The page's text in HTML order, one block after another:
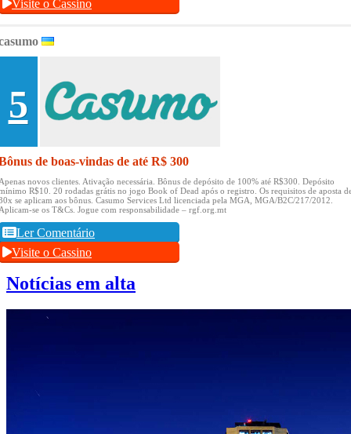
Visite o Cassino
5
de boas-vindas de até R$ 300
novos clientes. Ativação necessária. Bônus de depósito de 100% até R$300. Depósito
R$10. 20 rodadas grátis no jogo Book of Dead após o registro. Os requisitos de aposta
se aplicam aos bônus. Casumo Services Ltd licenciada pela MGA, MGA/B2C/217/2012.
se os T&Cs. Jogue com responsabilidade – rgf.org.mt
Ler Comentário
Visite o Cassino
Notícias em alta